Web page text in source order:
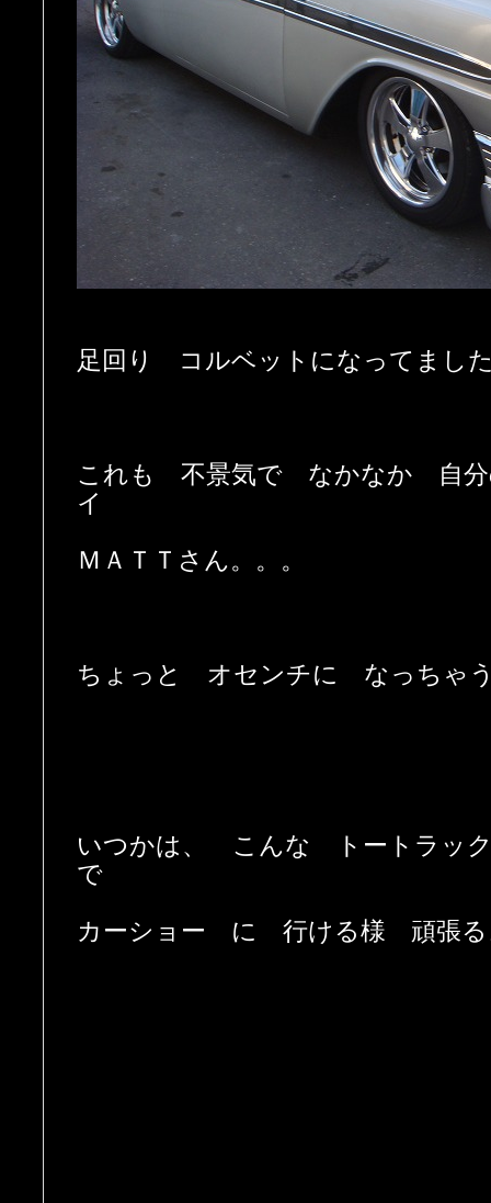
足回り コルベットになってまし
これも 不景気で なかなか 自
イ
ＭＡＴＴさん。。。
ちょっと オセンチに なっちゃ
いつかは、 こんな トートラッ
で
カーショー に 行ける様 頑張る